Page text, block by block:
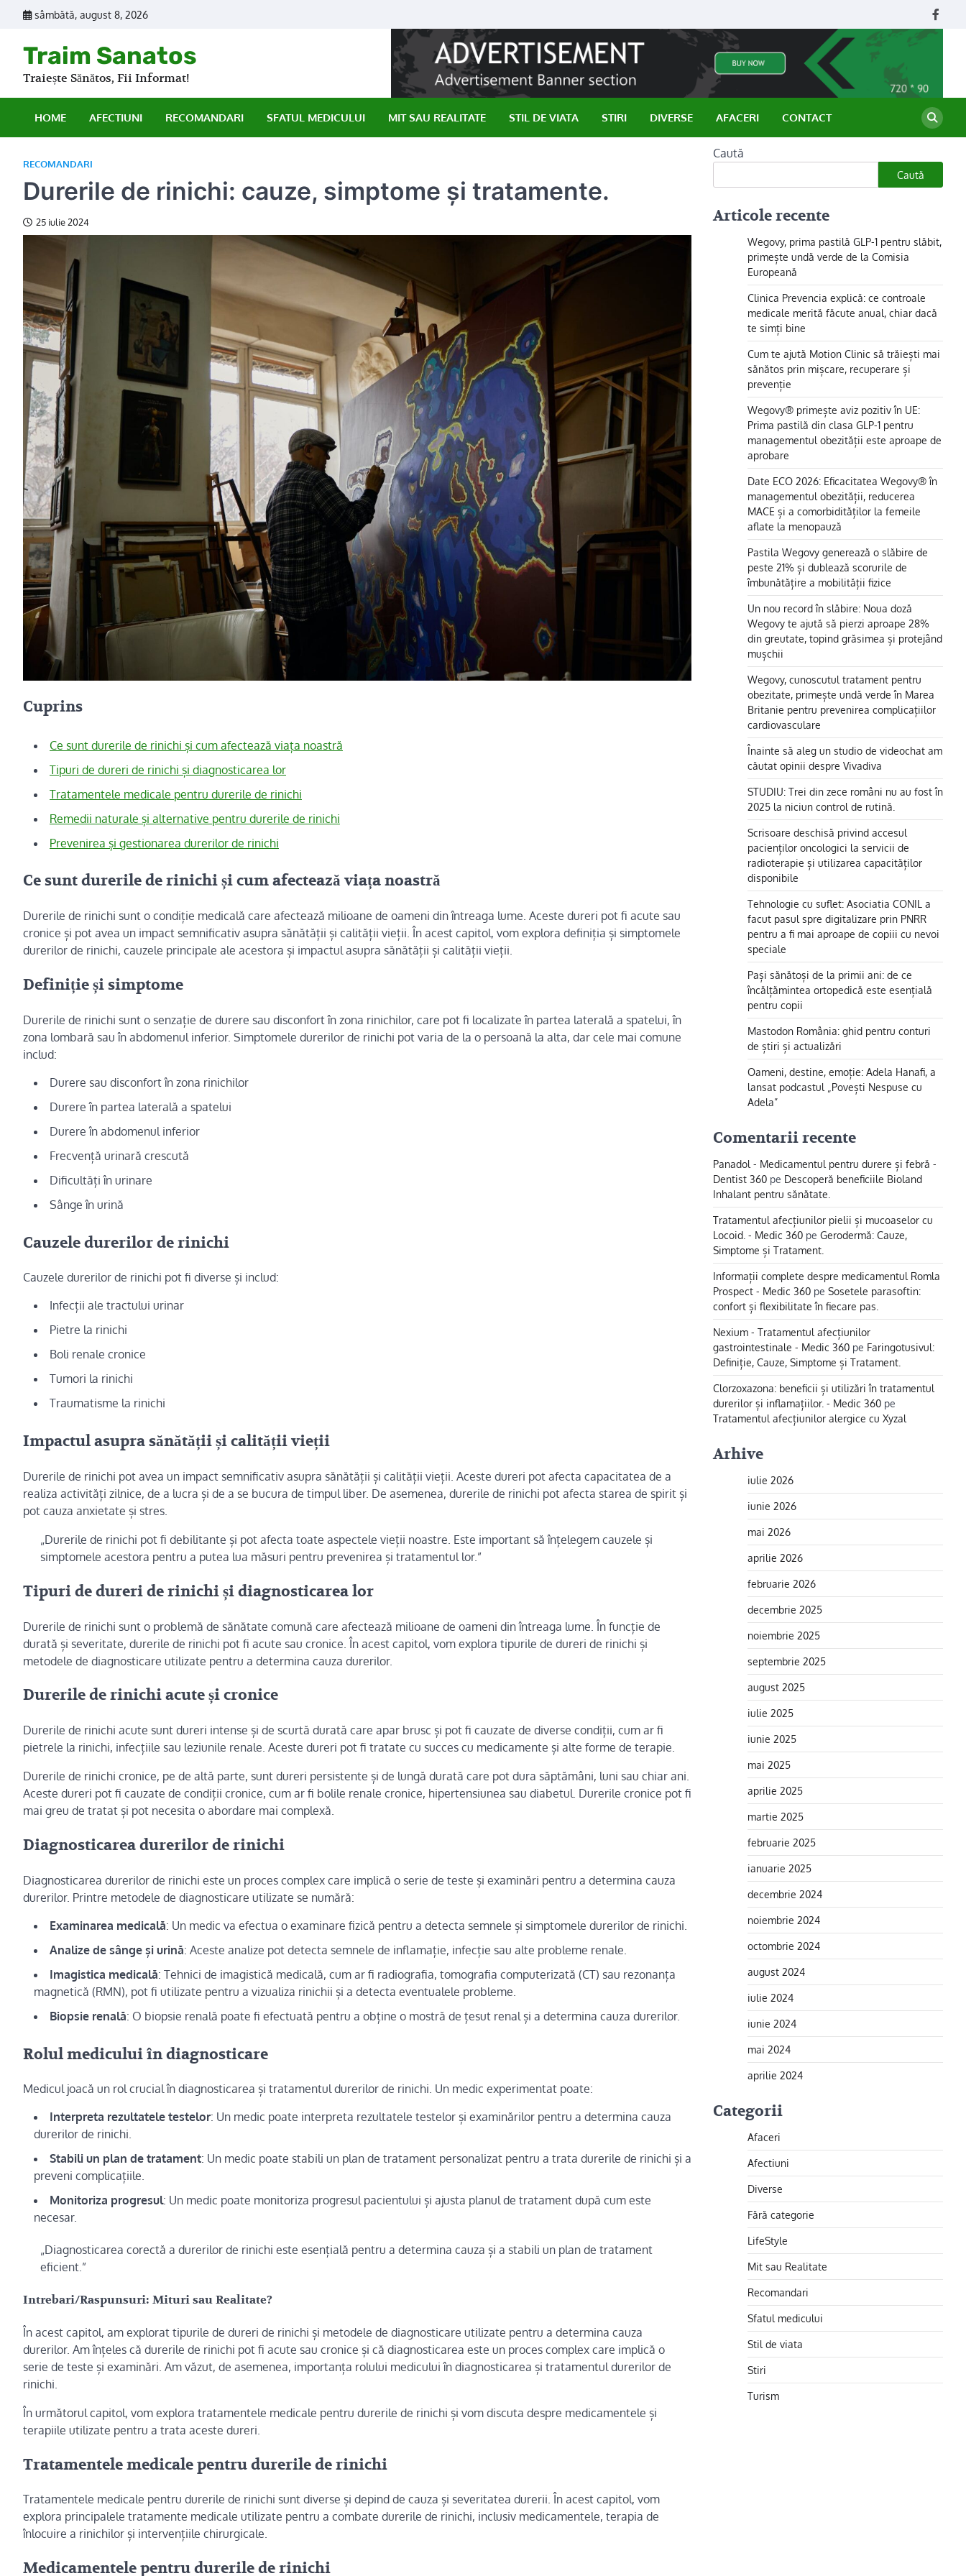
sâmbătă, august 8, 2026
Traim Sanatos
Traiește Sănătos, Fii Informat!
HOME AFECTIUNI RECOMANDARI SFATUL MEDICULUI MIT SAU REALITATE STIL DE VIATA STIRI DIVERSE AFACERI CONTACT
RECOMANDARI
Durerile de rinichi: cauze, simptome și tratamente.
25 iulie 2024
Cuprins
Ce sunt durerile de rinichi și cum afectează viața noastră
Tipuri de dureri de rinichi și diagnosticarea lor
Tratamentele medicale pentru durerile de rinichi
Remedii naturale și alternative pentru durerile de rinichi
Prevenirea și gestionarea durerilor de rinichi
Ce sunt durerile de rinichi și cum afectează viața noastră
Durerile de rinichi sunt o condiție medicală care afectează milioane de oameni din întreaga lume. Aceste dureri pot fi acute sau
cronice și pot avea un impact semnificativ asupra sănătății și calității vieții. În acest capitol, vom explora definiția și simptomele
durerilor de rinichi, cauzele principale ale acestora și impactul asupra sănătății și calității vieții.
Definiție și simptome
Durerile de rinichi sunt o senzație de durere sau disconfort în zona rinichilor, care pot fi localizate în partea laterală a spatelui, în
zona lombară sau în abdomenul inferior. Simptomele durerilor de rinichi pot varia de la o persoană la alta, dar cele mai comune
includ:
Durere sau disconfort în zona rinichilor
Durere în partea laterală a spatelui
Durere în abdomenul inferior
Frecvență urinară crescută
Dificultăți în urinare
Sânge în urină
Cauzele durerilor de rinichi
Cauzele durerilor de rinichi pot fi diverse și includ:
Infecții ale tractului urinar
Pietre la rinichi
Boli renale cronice
Tumori la rinichi
Traumatisme la rinichi
Impactul asupra sănătății și calității vieții
Durerile de rinichi pot avea un impact semnificativ asupra sănătății și calității vieții. Aceste dureri pot afecta capacitatea de a
realiza activități zilnice, de a lucra și de a se bucura de timpul liber. De asemenea, durerile de rinichi pot afecta starea de spirit și
pot cauza anxietate și stres.
„Durerile de rinichi pot fi debilitante și pot afecta toate aspectele vieții noastre. Este important să înțelegem cauzele și
simptomele acestora pentru a putea lua măsuri pentru prevenirea și tratamentul lor.”
Tipuri de dureri de rinichi și diagnosticarea lor
Durerile de rinichi sunt o problemă de sănătate comună care afectează milioane de oameni din întreaga lume. În funcție de
durată și severitate, durerile de rinichi pot fi acute sau cronice. În acest capitol, vom explora tipurile de dureri de rinichi și
metodele de diagnosticare utilizate pentru a determina cauza durerilor.
Durerile de rinichi acute și cronice
Durerile de rinichi acute sunt dureri intense și de scurtă durată care apar brusc și pot fi cauzate de diverse condiții, cum ar fi
pietrele la rinichi, infecțiile sau leziunile renale. Aceste dureri pot fi tratate cu succes cu medicamente și alte forme de terapie.
Durerile de rinichi cronice, pe de altă parte, sunt dureri persistente și de lungă durată care pot dura săptămâni, luni sau chiar ani.
Aceste dureri pot fi cauzate de condiții cronice, cum ar fi bolile renale cronice, hipertensiunea sau diabetul. Durerile cronice pot fi
mai greu de tratat și pot necesita o abordare mai complexă.
Diagnosticarea durerilor de rinichi
Diagnosticarea durerilor de rinichi este un proces complex care implică o serie de teste și examinări pentru a determina cauza
durerilor. Printre metodele de diagnosticare utilizate se numără:
Examinarea medicală: Un medic va efectua o examinare fizică pentru a detecta semnele și simptomele durerilor de rinichi.
Analize de sânge și urină: Aceste analize pot detecta semnele de inflamație, infecție sau alte probleme renale.
Imagistica medicală: Tehnici de imagistică medicală, cum ar fi radiografia, tomografia computerizată (CT) sau rezonanța
magnetică (RMN), pot fi utilizate pentru a vizualiza rinichii și a detecta eventualele probleme.
Biopsie renală: O biopsie renală poate fi efectuată pentru a obține o mostră de țesut renal și a determina cauza durerilor.
Rolul medicului în diagnosticare
Medicul joacă un rol crucial în diagnosticarea și tratamentul durerilor de rinichi. Un medic experimentat poate:
Interpreta rezultatele testelor: Un medic poate interpreta rezultatele testelor și examinărilor pentru a determina cauza
durerilor de rinichi.
Stabili un plan de tratament: Un medic poate stabili un plan de tratament personalizat pentru a trata durerile de rinichi și a
preveni complicațiile.
Monitoriza progresul: Un medic poate monitoriza progresul pacientului și ajusta planul de tratament după cum este
necesar.
„Diagnosticarea corectă a durerilor de rinichi este esențială pentru a determina cauza și a stabili un plan de tratament
eficient.”
Intrebari/Raspunsuri: Mituri sau Realitate?
În acest capitol, am explorat tipurile de dureri de rinichi și metodele de diagnosticare utilizate pentru a determina cauza
durerilor. Am înțeles că durerile de rinichi pot fi acute sau cronice și că diagnosticarea este un proces complex care implică o
serie de teste și examinări. Am văzut, de asemenea, importanța rolului medicului în diagnosticarea și tratamentul durerilor de
rinichi.
În următorul capitol, vom explora tratamentele medicale pentru durerile de rinichi și vom discuta despre medicamentele și
terapiile utilizate pentru a trata aceste dureri.
Tratamentele medicale pentru durerile de rinichi
Tratamentele medicale pentru durerile de rinichi sunt diverse și depind de cauza și severitatea durerii. În acest capitol, vom
explora principalele tratamente medicale utilizate pentru a combate durerile de rinichi, inclusiv medicamentele, terapia de
înlocuire a rinichilor și intervențiile chirurgicale.
Medicamentele pentru durerile de rinichi
Caută
Caută
Articole recente
Wegovy, prima pastilă GLP-1 pentru slăbit,
primește undă verde de la Comisia
Europeană
Clinica Prevencia explică: ce controale
medicale merită făcute anual, chiar dacă
te simți bine
Cum te ajută Motion Clinic să trăiești mai
sănătos prin mișcare, recuperare și
prevenție
Wegovy® primește aviz pozitiv în UE:
Prima pastilă din clasa GLP-1 pentru
managementul obezității este aproape de
aprobare
Date ECO 2026: Eficacitatea Wegovy® în
managementul obezității, reducerea
MACE și a comorbidităților la femeile
aflate la menopauză
Pastila Wegovy generează o slăbire de
peste 21% și dublează scorurile de
îmbunătățire a mobilității fizice
Un nou record în slăbire: Noua doză
Wegovy te ajută să pierzi aproape 28%
din greutate, topind grăsimea și protejând
mușchii
Wegovy, cunoscutul tratament pentru
obezitate, primește undă verde în Marea
Britanie pentru prevenirea complicațiilor
cardiovasculare
Înainte să aleg un studio de videochat am
căutat opinii despre Vivadiva
STUDIU: Trei din zece români nu au fost în
2025 la niciun control de rutină.
Scrisoare deschisă privind accesul
pacienților oncologici la servicii de
radioterapie și utilizarea capacităților
disponibile
Tehnologie cu suflet: Asociatia CONIL a
facut pasul spre digitalizare prin PNRR
pentru a fi mai aproape de copiii cu nevoi
speciale
Pași sănătoși de la primii ani: de ce
încălțămintea ortopedică este esențială
pentru copii
Mastodon România: ghid pentru conturi
de știri și actualizări
Oameni, destine, emoție: Adela Hanafi, a
lansat podcastul „Povești Nespuse cu
Adela”
Comentarii recente
Panadol - Medicamentul pentru durere și febră -
Dentist 360 pe Descoperă beneficiile Bioland
Inhalant pentru sănătate.
Tratamentul afecțiunilor pielii și mucoaselor cu
Locoid. - Medic 360 pe Gerodermă: Cauze,
Simptome și Tratament.
Informații complete despre medicamentul Romla
Prospect - Medic 360 pe Sosetele parasoftin:
confort și flexibilitate în fiecare pas.
Nexium - Tratamentul afecțiunilor
gastrointestinale - Medic 360 pe Faringotusivul:
Definiție, Cauze, Simptome și Tratament.
Clorzoxazona: beneficii și utilizări în tratamentul
durerilor și inflamațiilor. - Medic 360 pe
Tratamentul afecțiunilor alergice cu Xyzal
Arhive
iulie 2026
iunie 2026
mai 2026
aprilie 2026
februarie 2026
decembrie 2025
noiembrie 2025
septembrie 2025
august 2025
iulie 2025
iunie 2025
mai 2025
aprilie 2025
martie 2025
februarie 2025
ianuarie 2025
decembrie 2024
noiembrie 2024
octombrie 2024
august 2024
iulie 2024
iunie 2024
mai 2024
aprilie 2024
Categorii
Afaceri
Afectiuni
Diverse
Fără categorie
LifeStyle
Mit sau Realitate
Recomandari
Sfatul medicului
Stil de viata
Stiri
Turism